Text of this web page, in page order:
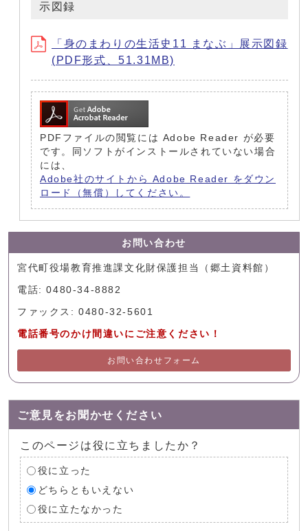
示図録
「身のまわりの生活史11 まなぶ」展示図録
(PDF形式、51.31MB)
PDFファイルの閲覧には Adobe Reader が必要
です。同ソフトがインストールされていない場合
には、
Adobe社のサイトから Adobe Reader をダウン
ロード（無償）してください。
お問い合わせ
宮代町役場教育推進課文化財保護担当（郷土資料館）
電話: 0480-34-8882
ファックス: 0480-32-5601
電話番号のかけ間違いにご注意ください！
お問い合わせフォーム
ご意見をお聞かせください
このページは役に立ちましたか？
役に立った
どちらともいえない
役に立たなかった